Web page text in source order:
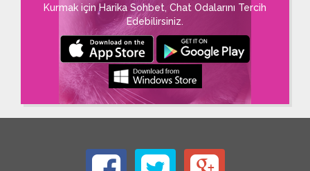
Kurmak için Harika Sohbet, Chat Odalarını Tercih
Edebilirsiniz.